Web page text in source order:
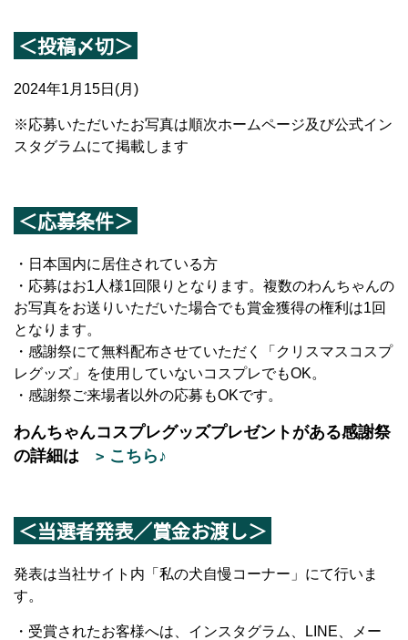
＜投稿〆切＞
2024年1月15日(月)
※応募いただいたお写真は順次ホームページ及び公式イン
スタグラムにて掲載します
＜応募条件＞
・日本国内に居住されている方
・応募はお1人様1回限りとなります。複数のわんちゃんの
お写真をお送りいただいた場合でも賞金獲得の権利は1回
となります。
・感謝祭にて無料配布させていただく「クリスマスコスプ
レグッズ」を使用していないコスプレでもOK。
・感謝祭ご来場者以外の応募もOKです。
わんちゃんコスプレグッズプレゼントがある感謝祭
の詳細は
こちら♪
＜当選者発表／賞金お渡し＞
発表は当社サイト内「私の犬自慢コーナー」にて行いま
す。
・受賞されたお客様へは、インスタグラム、LINE、メー